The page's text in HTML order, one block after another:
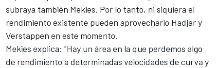
subraya también Mekies. Por lo tanto, ni siquiera el
rendimiento existente pueden aprovecharlo Hadjar y
Verstappen en este momento.
Mekies explica: "Hay un área en la que perdemos algo
de rendimiento a determinadas velocidades de curva y